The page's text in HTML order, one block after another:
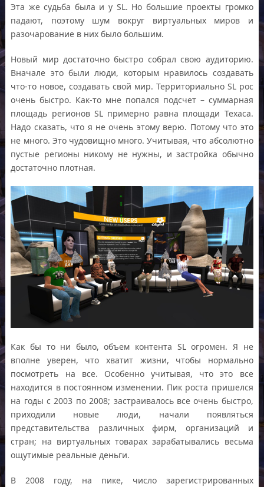
Эта же судьба была и у SL. Но большие проекты громко
падают, поэтому шум вокруг виртуальных миров и
разочарование в них было большим.
Новый мир достаточно быстро собрал свою аудиторию.
Вначале это были люди, которым нравилось создавать
что-то новое, создавать свой мир. Территориально SL рос
очень быстро. Как-то мне попался подсчет – суммарная
площадь регионов SL примерно равна площади Техаса.
Надо сказать, что я не очень этому верю. Потому что это
не много. Это чудовищно много. Учитывая, что абсолютно
пустые регионы никому не нужны, и застройка обычно
достаточно плотная.
Как бы то ни было, объем контента SL огромен. Я не
вполне уверен, что хватит жизни, чтобы нормально
посмотреть на все. Особенно учитывая, что это все
находится в постоянном изменении. Пик роста пришелся
на годы с 2003 по 2008; застраивалось все очень быстро,
приходили новые люди, начали появляться
представительства различных фирм, организаций и
стран; на виртуальных товарах зарабатывались весьма
ощутимые реальные деньги.
В 2008 году, на пике, число зарегистрированных